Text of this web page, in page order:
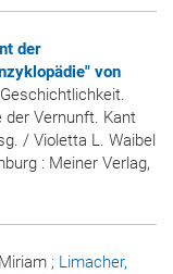
der
von
der Vernunft. Kant
/ Violetta L. Waibel
: Meiner Verlag,
; Limacher,